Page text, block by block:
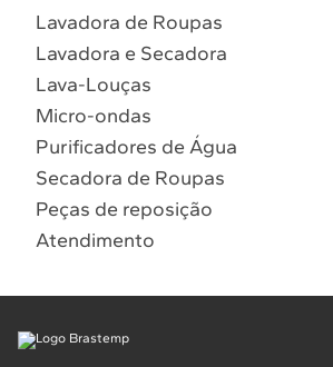
Localizar
Lavadora de Roupas
Lavadora e Secadora
Lava-Louças
Micro-ondas
Purificadores de Água
Secadora de Roupas
Peças de reposição
Atendimento